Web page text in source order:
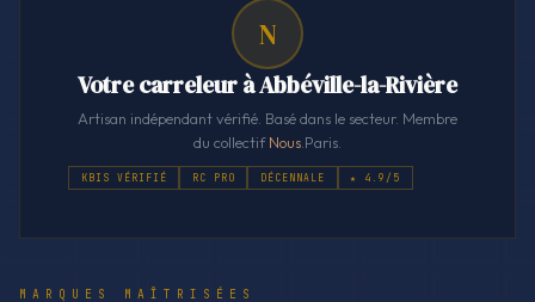
N
Votre carreleur à Abbéville-la-Rivière
Artisan indépendant vérifié. Basé dans le secteur. Membre
du collectifNous .Paris.
KBIS VÉRIFIÉ RC PRO DÉCENNALE ★ 4.9/5
MARQUES MAÎTRISÉES